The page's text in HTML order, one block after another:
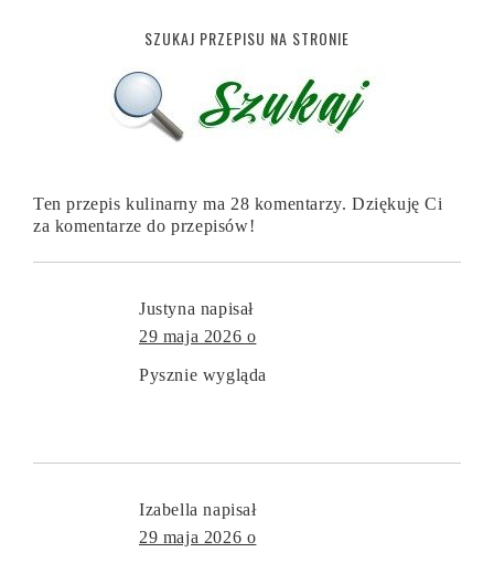
SZUKAJ PRZEPISU NA STRONIE
Ten przepis kulinarny ma 28 komentarzy. Dziękuję Ci
za komentarze do przepisów!
Justyna napisał
29 maja 2026 o
Pysznie wygląda
Izabella napisał
29 maja 2026 o